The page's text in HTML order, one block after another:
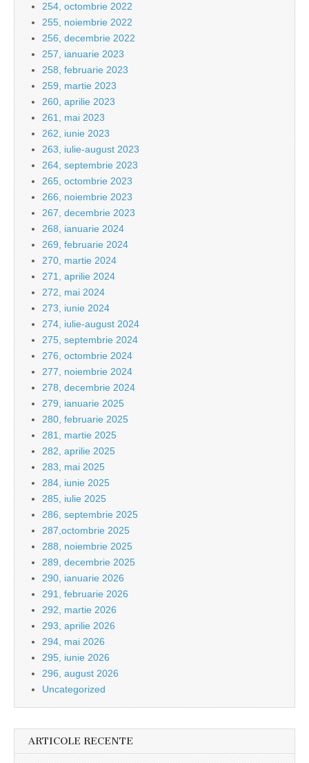
254, octombrie 2022
255, noiembrie 2022
256, decembrie 2022
257, ianuarie 2023
258, februarie 2023
259, martie 2023
260, aprilie 2023
261, mai 2023
262, iunie 2023
263, iulie-august 2023
264, septembrie 2023
265, octombrie 2023
266, noiembrie 2023
267, decembrie 2023
268, ianuarie 2024
269, februarie 2024
270, martie 2024
271, aprilie 2024
272, mai 2024
273, iunie 2024
274, iulie-august 2024
275, septembrie 2024
276, octombrie 2024
277, noiembrie 2024
278, decembrie 2024
279, ianuarie 2025
280, februarie 2025
281, martie 2025
282, aprilie 2025
283, mai 2025
284, iunie 2025
285, iulie 2025
286, septembrie 2025
287,octombrie 2025
288, noiembrie 2025
289, decembrie 2025
290, ianuarie 2026
291, februarie 2026
292, martie 2026
293, aprilie 2026
294, mai 2026
295, iunie 2026
296, august 2026
Uncategorized
ARTICOLE RECENTE